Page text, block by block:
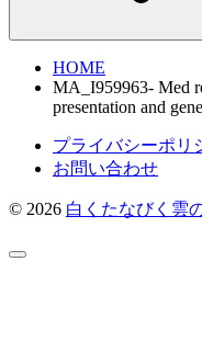
HOME
MA_I959963- Med
presentation and
プライバシーポリ
お問い合わせ
© 2026 白くたなびく雲